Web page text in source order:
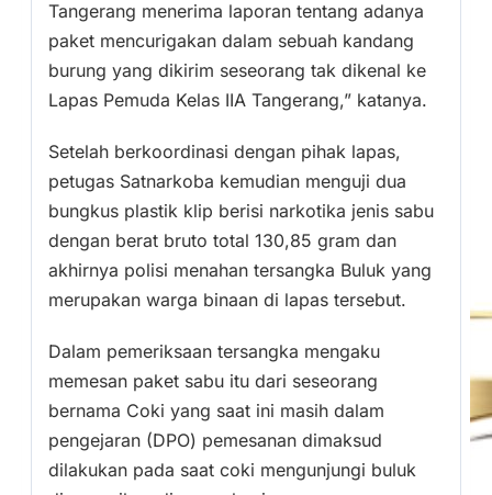
Tangerang menerima laporan tentang adanya
paket mencurigakan dalam sebuah kandang
burung yang dikirim seseorang tak dikenal ke
Lapas Pemuda Kelas IIA Tangerang,” katanya.
Setelah berkoordinasi dengan pihak lapas,
petugas Satnarkoba kemudian menguji dua
bungkus plastik klip berisi narkotika jenis sabu
dengan berat bruto total 130,85 gram dan
akhirnya polisi menahan tersangka Buluk yang
merupakan warga binaan di lapas tersebut.
Dalam pemeriksaan tersangka mengaku
memesan paket sabu itu dari seseorang
bernama Coki yang saat ini masih dalam
pengejaran (DPO) pemesanan dimaksud
dilakukan pada saat coki mengunjungi buluk